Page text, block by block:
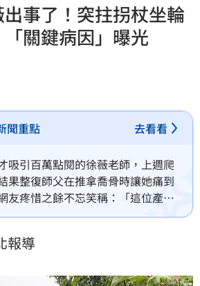
事了！突拄拐杖坐輪
關鍵病因」曝光
聞重點 去看看
吸引百萬點閱的徐薇老師，上週爬
果整復師父在推拿喬骨時讓她痛到
友疼惜之餘不忘笑稱：「這位產婦
？」蔡維歆
報導